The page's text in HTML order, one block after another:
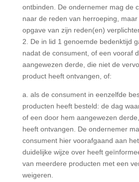
ontbinden. De ondernemer mag de
naar de reden van herroeping,
opgave van zijn reden(en)
2. De in lid 1 genoemde bedenktijd
nadat de consument, of een vooraf
aangewezen derde, die niet de
product heeft ontvangen, of:
a. als de consument in eenzelfde
producten heeft besteld: de dag
of een door hem aangewezen
heeft ontvangen. De ondernemer
consument hier voorafgaand aan
duidelijke wijze over heeft
van meerdere producten met een
weigeren.